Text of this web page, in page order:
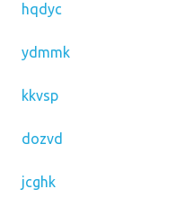
hqdyc
ydmmk
kkvsp
dozvd
jcghk